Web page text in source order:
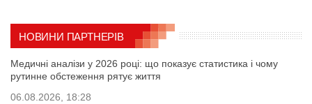
НОВИНИ ПАРТНЕРІВ
Медичні аналізи у 2026 році: що показує статистика і чому
рутинне обстеження рятує життя
06.08.2026, 18:28